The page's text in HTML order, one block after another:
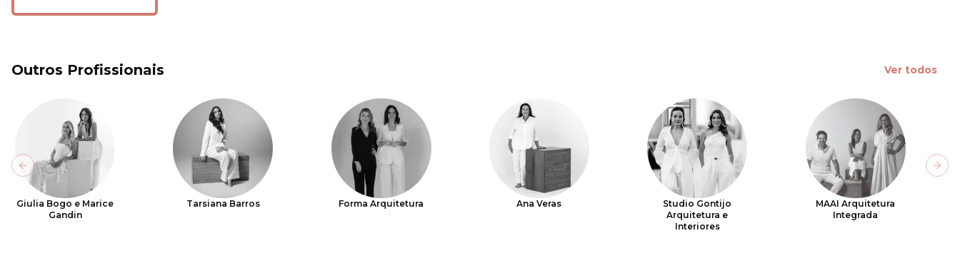
Outros Profissionais Ver todos
Giulia Bogo e Marice
Gandin
Tarsiana Barros Forma Arquitetura Ana Veras
Studio Gontijo
Arquitetura e
Interiores
MAAI Arquitetura
Integrada
Previous slide